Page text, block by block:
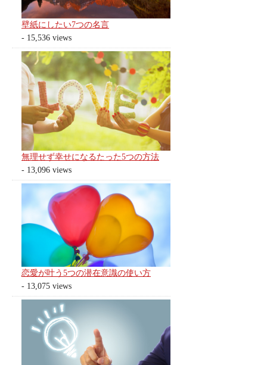
壁紙にしたい7つの名言
- 15,536 views
無理せず幸せになるたった5つの方法
- 13,096 views
恋愛が叶う5つの潜在意識の使い方
- 13,075 views